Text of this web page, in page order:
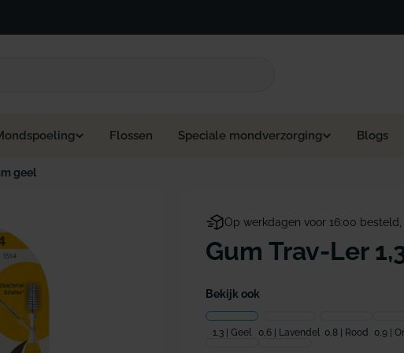
Flossen Speciale mondverzorging Blogs
geel
Op werkdagen voor 16:00 besteld,
Gum Trav-Ler
Bekijk ook
1,3 | Geel 0,6 | Lavendel 0,8 | Rood 0,9 |